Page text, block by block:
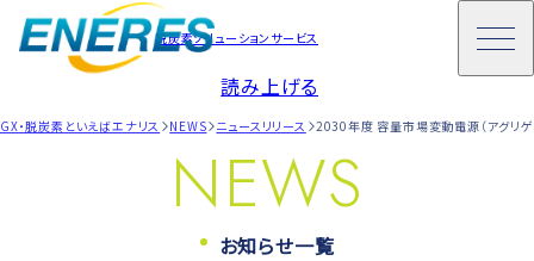
読み上げる
脱炭素ソリューションサービス
GX・脱炭素といえばエナリス NEWS ニュースリリース 2030年度 容量市場変動電源（アグリ
NEWS
お知らせ一覧